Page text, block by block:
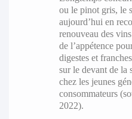
ou le pinot gris, le
aujourd’hui en
renouveau des
de l’appétence
digestes et
sur le devant de la
chez les jeunes
consommateurs
2022).